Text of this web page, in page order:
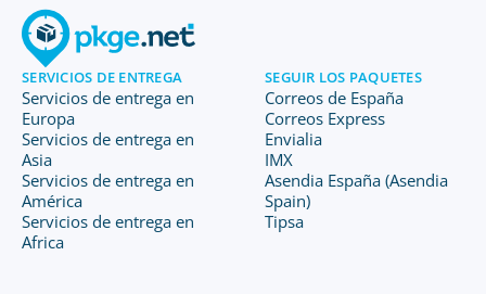
SERVICIOS DE ENTREGA
Servicios de entrega en
Europa
Servicios de entrega en
Asia
Servicios de entrega en
América
Servicios de entrega en
Africa
SEGUIR LOS PAQUETES
Correos de España
Correos Express
Envialia
IMX
Asendia España (Asendia
Spain)
Tipsa